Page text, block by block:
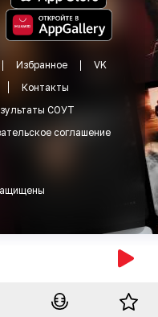
Избранное
VK
Контакты
СОУТ
соглашение